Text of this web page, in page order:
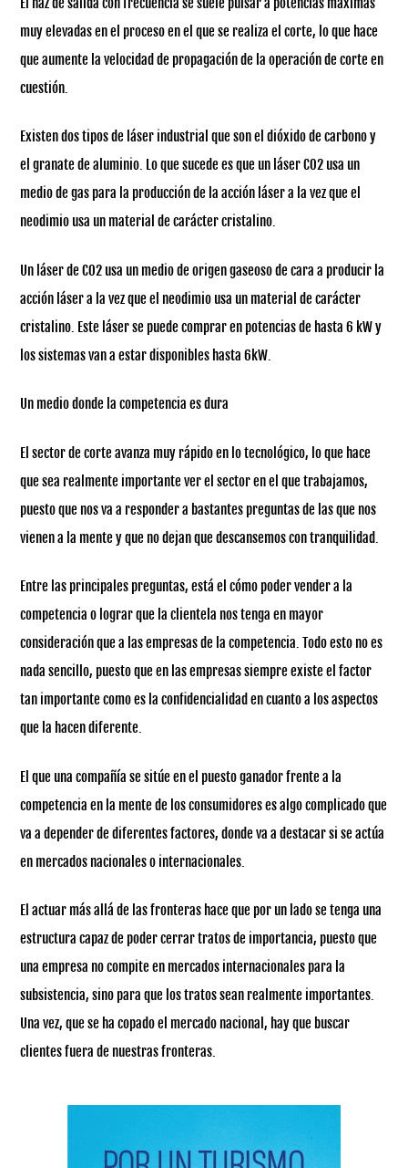
muy elevadas en el proceso en el que se realiza el corte, lo que hace
que aumente la velocidad de propagación de la operación de corte en
cuestión.
Existen dos tipos de láser industrial que son el dióxido de carbono y
el granate de aluminio. Lo que sucede es que un láser CO2 usa un
medio de gas para la producción de la acción láser a la vez que el
neodimio usa un material de carácter cristalino.
Un láser de CO2 usa un medio de origen gaseoso de cara a producir la
acción láser a la vez que el neodimio usa un material de carácter
cristalino. Este láser se puede comprar en potencias de hasta 6 kW y
los sistemas van a estar disponibles hasta 6kW.
Un medio donde la competencia es dura
El sector de corte avanza muy rápido en lo tecnológico, lo que hace
que sea realmente importante ver el sector en el que trabajamos,
puesto que nos va a responder a bastantes preguntas de las que nos
vienen a la mente y que no dejan que descansemos con tranquilidad.
Entre las principales preguntas, está el cómo poder vender a la
competencia o lograr que la clientela nos tenga en mayor
consideración que a las empresas de la competencia. Todo esto no es
nada sencillo, puesto que en las empresas siempre existe el factor
tan importante como es la confidencialidad en cuanto a los aspectos
que la hacen diferente.
El que una compañía se sitúe en el puesto ganador frente a la
competencia en la mente de los consumidores es algo complicado que
va a depender de diferentes factores, donde va a destacar si se actúa
en mercados nacionales o internacionales.
El actuar más allá de las fronteras hace que por un lado se tenga una
estructura capaz de poder cerrar tratos de importancia, puesto que
una empresa no compite en mercados internacionales para la
subsistencia, sino para que los tratos sean realmente importantes.
Una vez, que se ha copado el mercado nacional, hay que buscar
clientes fuera de nuestras fronteras.